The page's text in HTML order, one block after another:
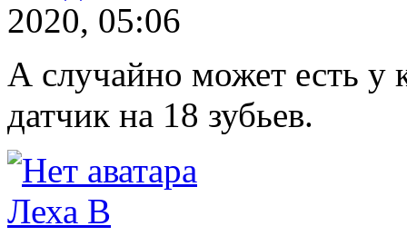
2020, 05:06
А случайно может есть у
датчик на 18 зубьев.
Леха В